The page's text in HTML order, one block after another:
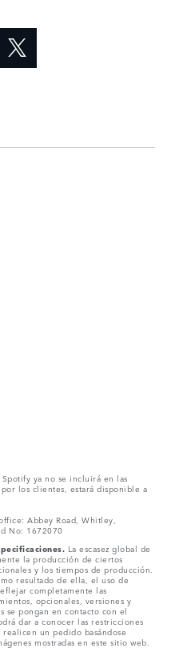
ya no se incluirá en las
los clientes, estará disponible a
Abbey Road, Whitley,
No: 1672070
La escasez global de
la producción de ciertos
y los tiempos de producción.
resultado de ella, el uso de
completamente las
opcionales, versiones y
se pongan en contacto con el
dar a conocer las restricciones
un pedido basándose
mostradas en este sitio web.